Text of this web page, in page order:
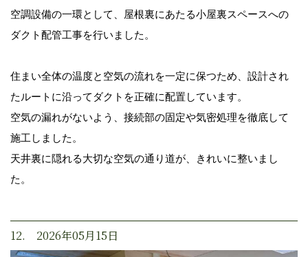
空調設備の一環として、屋根裏にあたる小屋裏スペースへの
ダクト配管工事を行いました。
住まい全体の温度と空気の流れを一定に保つため、設計され
たルートに沿ってダクトを正確に配置しています。
空気の漏れがないよう、接続部の固定や気密処理を徹底して
施工しました。
天井裏に隠れる大切な空気の通り道が、きれいに整いまし
た。
12. 2026年05月15日